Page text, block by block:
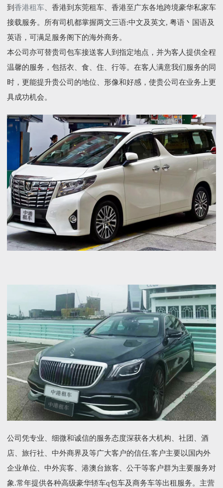
到 香港租车、香港到东莞租车、香港至广东各地跨境豪华私家车
接载服务。所有司机都掌握两文三语:中文及英文, 粤语丶国语及
英语，可满足服务阁下的海外商务。
本公司亦可替贵司包车接送客人到指定地点，并为客人提供全程
温馨的服务，包括衣、食、住、行等。在客人满意我们服务的同
时，更能提升贵公司的地位、形像和好感，使贵公司在业务上更
具成功机会。
公司凭专业、细微和诚信的服务态度深获各大机构、社团、酒
店、旅行社、中外商界及等广大客户的信任,客户主要以国内外
企业单位、中外宾客、港澳台旅客、公干等客户群为主要服务对
象.常年提供各种高级豪华轿车q包车及商务车等出租服务。主营